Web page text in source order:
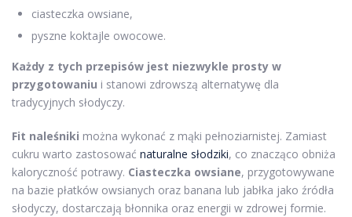
ciasteczka owsiane,
pyszne koktajle owocowe.
Każdy z tych przepisów jest niezwykle prosty w
przygotowaniu i stanowi zdrowszą alternatywę dla
tradycyjnych słodyczy.
Fit naleśniki można wykonać z mąki pełnoziarnistej. Zamiast
cukru warto zastosować naturalne słodziki, co znacząco obniża
kaloryczność potrawy. Ciasteczka owsiane, przygotowywane
na bazie płatków owsianych oraz banana lub jabłka jako źródła
słodyczy, dostarczają błonnika oraz energii w zdrowej formie.